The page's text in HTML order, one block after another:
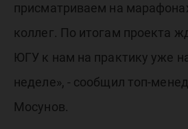
присматриваем на
коллег. По итогам проекта
ЮГУ к нам на практику уже
неделе», - сообщил топ-
Мосунов.